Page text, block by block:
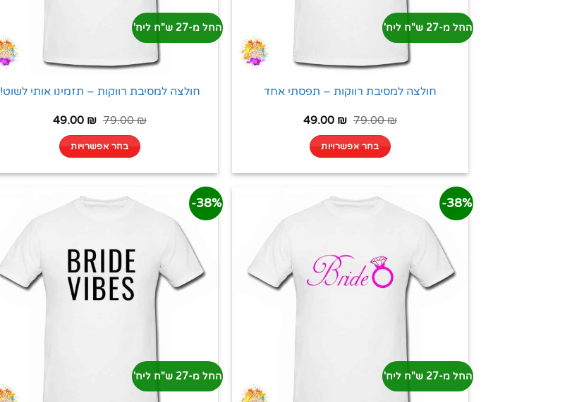
החל מ-27 ש"ח ליח'
חולצה למסיבת רווקות – תפסתי אחד
79.00₪
49.00 ₪
בחר אפשרויות
החל מ-27 ש"ח ליח'
חולצה למסיבת רווקות – תזמינו אותי לשוט!
79.00₪
49.00 ₪
בחר אפשרויות
38%-
החל מ-27 ש"ח ליח'
38%-
החל מ-27 ש"ח ליח'